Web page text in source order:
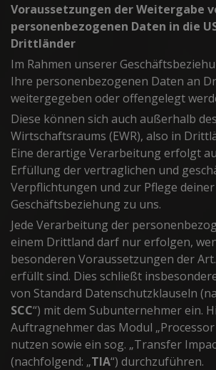
Voraussetzungen der Weitergabe
personenbezogenen Daten in die
Drittländer
Im Rahmen unserer
Ihre personenbezogenen Daten an
weitergegeben oder offengelegt
Diese können sich auch außerhalb
Wirtschaftsraums (EWR), also in
Eine derartige Verarbeitung erfolgt
Erfüllung der vertraglichen und
Verpflichtungen und zur Pflege deiner
Geschäftsbeziehung zu uns.
Jede Verarbeitung der
einem Drittland darf nur erfolgen,
besonderen Voraussetzungen der Art.
erfüllt sind. Dies schließt
von Standard Datenschutzklauseln
SCC“) mit dem Subunternehmer ein.
Auftragnehmer das Modul
nutzen sowie ein sog. „Transfer
(nachfolgend: „TIA“) durchzuführen.